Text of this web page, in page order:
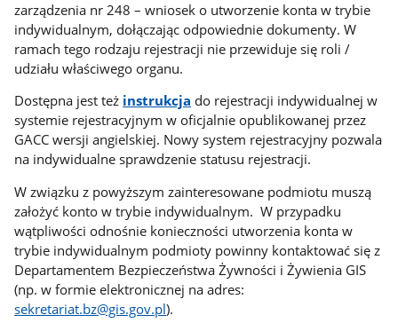
zarządzenia nr 248 – wniosek o utworzenie konta w trybie
indywidualnym, dołączając odpowiednie dokumenty. W
ramach tego rodzaju rejestracji nie przewiduje się roli /
udziału właściwego organu.
Dostępna jest też instrukcja do rejestracji indywidualnej w
systemie rejestracyjnym w oficjalnie opublikowanej przez
GACC wersji angielskiej. Nowy system rejestracyjny pozwala
na indywidualne sprawdzenie statusu rejestracji.
W związku z powyższym zainteresowane podmiotu muszą
założyć konto w trybie indywidualnym. W przypadku
wątpliwości odnośnie konieczności utworzenia konta w
trybie indywidualnym podmioty powinny kontaktować się z
Departamentem Bezpieczeństwa Żywności i Żywienia GIS
(np. w formie elektronicznej na adres:
sekretariat.bz@gis.gov.pl).